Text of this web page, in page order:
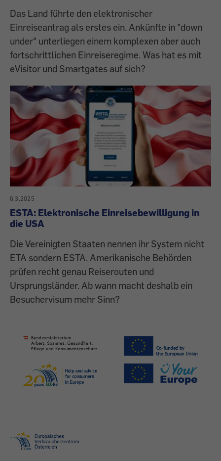
Das Land führte den elektronischer
Einreiseantrag als erstes ein. Ankünfte in "down
under" unterliegen einem komplexen aber auch
fortschrittlichen Einreiseregime. Was hat es mit
eVisitor und Smartgates auf sich?
6.3.2025
ESTA: Elektronische Einreisebewilligung in
die USA
Die Vereinigten Staaten nennen ihr System nicht
ETA sondern ESTA. Amerikanische Behörden
prüfen recht genau Reiserouten und
Ursprungsländer. Ab wann macht deshalb ein
Besuchervisum mehr Sinn?